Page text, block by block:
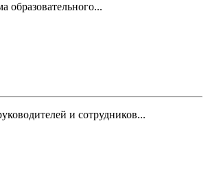
и сотрудников...